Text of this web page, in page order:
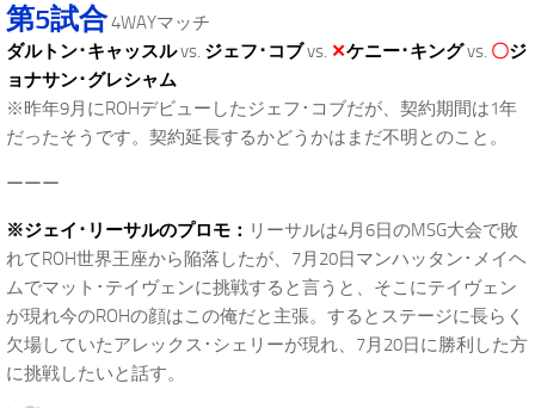
第5試合4WAYマッチ
ダルトン･キャッスルvs. ジェフ･コブvs. ✕ケニー･キングvs. 〇ジ
ョナサン･グレシャム
※昨年9月にROHデビューしたジェフ･コブだが、契約期間は1年
だったそうです。契約延長するかどうかはまだ不明とのこと。
ーーー
※ジェイ･リーサルのプロモ： リーサルは4月6日のMSG大会で敗
れてROH世界王座から陥落したが、7月20日マンハッタン･メイヘ
ムでマット･テイヴェンに挑戦すると言うと、そこにテイヴェン
が現れ今のROHの顔はこの俺だと主張。するとステージに長らく
欠場していたアレックス･シェリーが現れ、7月20日に勝利した方
に挑戦したいと話す。